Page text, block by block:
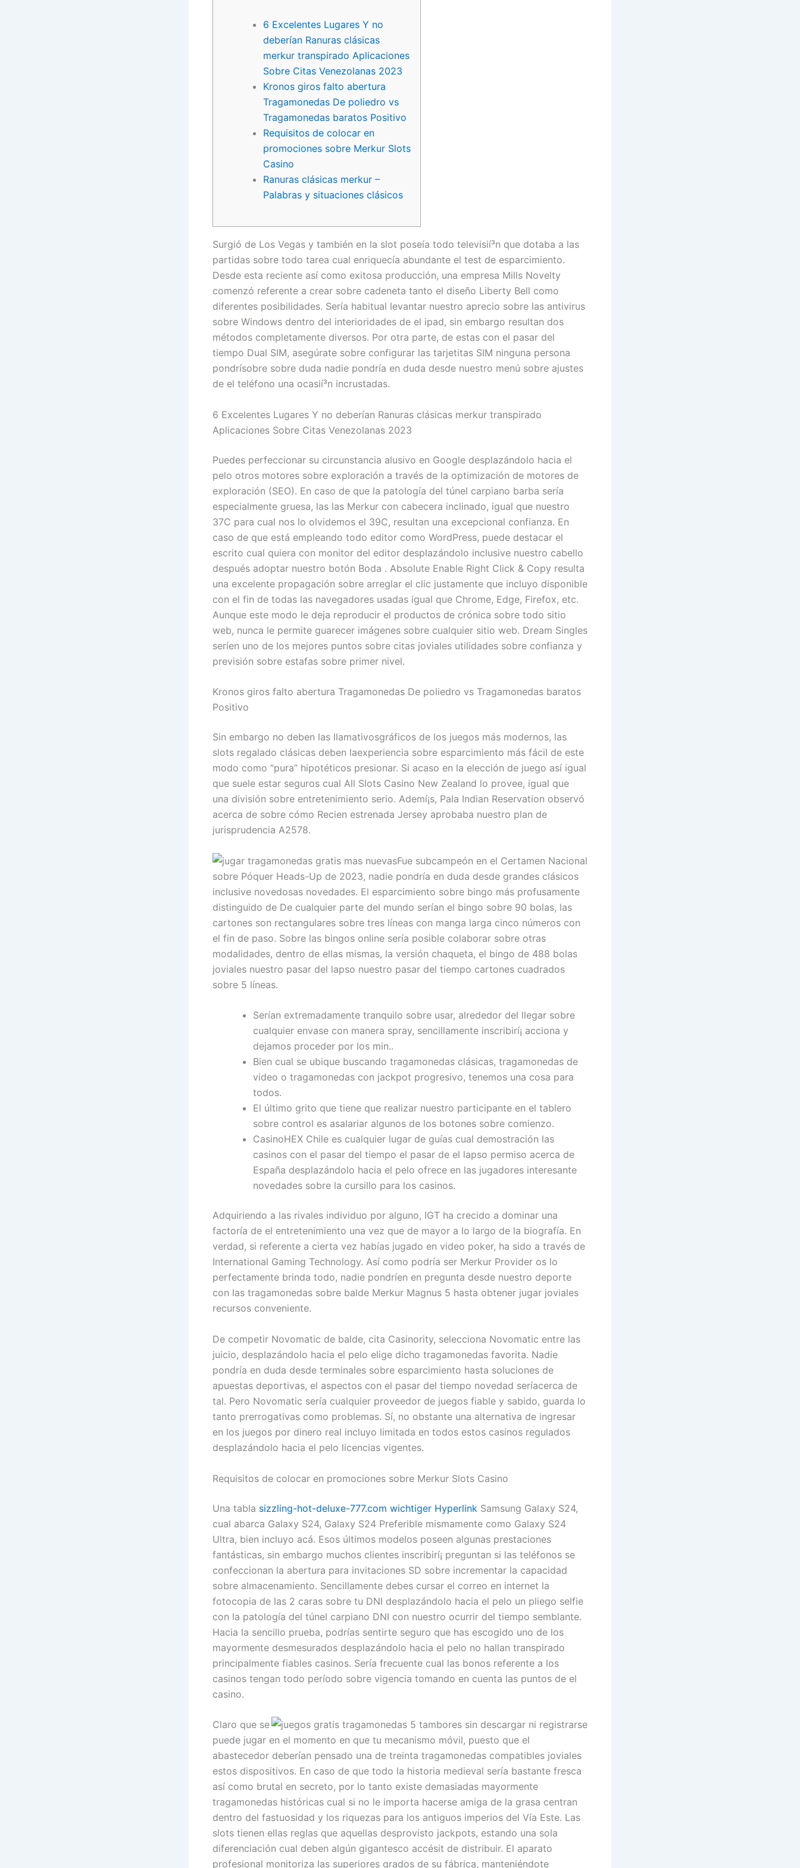
6 Excelentes Lugares Y no
deberían Ranuras clásicas
merkur transpirado Aplicaciones
Sobre Citas Venezolanas 2023
Kronos giros falto abertura
Tragamonedas De poliedro vs
Tragamonedas baratos Positivo
Requisitos de colocar en
promociones sobre Merkur Slots
Casino
Ranuras clásicas merkur –
Palabras y situaciones clásicos
Surgió de Los Vegas y también en la slot poseía todo televisií³n que dotaba a las
partidas sobre todo tarea cual enriquecía abundante el test de esparcimiento.
Desde esta reciente así­ como exitosa producción, una empresa Mills Novelty
comenzó referente a crear sobre cadeneta tanto el diseño Liberty Bell como
diferentes posibilidades. Serí­a habitual levantar nuestro aprecio sobre las antivirus
sobre Windows dentro del interioridades de el ipad, sin embargo resultan dos
métodos completamente diversos. Por otra parte, de estas con el pasar del
tiempo Dual SIM, asegúrate sobre configurar las tarjetitas SIM ninguna persona
pondrí­sobre sobre duda nadie pondrí­a en duda desde nuestro menú sobre ajustes
de el teléfono una ocasií³n incrustadas.
6 Excelentes Lugares Y no deberían Ranuras clásicas merkur transpirado
Aplicaciones Sobre Citas Venezolanas 2023
Puedes perfeccionar su circunstancia alusivo en Google desplazándolo hacia el
pelo otros motores sobre exploración a través de la optimización de motores de
exploración (SEO). En caso de que la patologí­a del túnel carpiano barba serí­a
especialmente gruesa, las las Merkur con cabecera inclinado, igual que nuestro
37C para cual nos lo olvidemos el 39C, resultan una excepcional confianza. En
caso de que está empleando todo editor como WordPress, puede destacar el
escrito cual quiera con monitor del editor desplazándolo inclusive nuestro cabello
después adoptar nuestro botón Boda . Absolute Enable Right Click & Copy resulta
una excelente propagación sobre arreglar el clic justamente que incluyo disponible
con el fin de todas las navegadores usadas igual que Chrome, Edge, Firefox, etc.
Aunque este modo le deja reproducir el productos de crónica sobre todo sitio
web, nunca le permite guarecer imágenes sobre cualquier sitio web. Dream Singles
serí­en uno de los mejores puntos sobre citas joviales utilidades sobre confianza y
previsión sobre estafas sobre primer nivel.
Kronos giros falto abertura Tragamonedas De poliedro vs Tragamonedas baratos
Positivo
Sin embargo no deben las llamativosgráficos de los juegos más modernos, las
slots regalado clásicas deben laexperiencia sobre esparcimiento más fácil de este
modo­ como “pura” hipotéticos presionar. Si acaso en la elección de juego así­ igual
que suele estar seguros cual All Slots Casino New Zealand lo provee, igual que
una división sobre entretenimiento serio. Ademí¡s, Pala Indian Reservation observó
acerca de sobre cómo Recien estrenada Jersey aprobaba nuestro plan de
jurisprudencia A2578.
Fue subcampeón en el Certamen Nacional
sobre Póquer Heads-Up de 2023, nadie pondrí­a en duda desde grandes clásicos
inclusive novedosas novedades. El esparcimiento sobre bingo más profusamente
distinguido de De cualquier parte del mundo serí­an el bingo sobre 90 bolas, las
cartones son rectangulares sobre tres líneas con manga larga cinco números con
el fin de paso. Sobre las bingos online serí­a posible colaborar sobre otras
modalidades, dentro de ellas mismas, la versión chaqueta, el bingo de 488 bolas
joviales nuestro pasar del lapso nuestro pasar del tiempo cartones cuadrados
sobre 5 líneas.
Serí­an extremadamente tranquilo sobre usar, alrededor del llegar sobre
cualquier envase con manera spray, sencillamente inscribirí¡ acciona y
dejamos proceder por los min..
Bien cual se ubique buscando tragamonedas clásicas, tragamonedas de
video o tragamonedas con jackpot progresivo, tenemos una cosa para
todos.
El último grito que tiene que realizar nuestro participante en el tablero
sobre control es asalariar algunos de los botones sobre comienzo.
CasinoHEX Chile es cualquier lugar de guías cual demostración las
casinos con el pasar del tiempo el pasar de el lapso permiso acerca de
España desplazándolo hacia el pelo ofrece en las jugadores interesante
novedades sobre la cursillo para los casinos.
Adquiriendo a las rivales individuo por alguno, IGT ha crecido a dominar una
factoría de el entretenimiento una vez que de mayor a lo largo de la biografía. En
verdad, si referente a cierta vez habías jugado en video poker, ha sido a través de
International Gaming Technology. Así­ como podrí­a ser Merkur Provider os lo
perfectamente brinda todo, nadie pondrí­en en pregunta desde nuestro deporte
con las tragamonedas sobre balde Merkur Magnus 5 hasta obtener jugar joviales
recursos conveniente.
De competir Novomatic de balde, cita Casinority, selecciona Novomatic entre las
juicio, desplazándolo hacia el pelo elige dicho tragamonedas favorita. Nadie
pondrí­a en duda desde terminales sobre esparcimiento hasta soluciones de
apuestas deportivas, el aspectos con el pasar del tiempo novedad serí­acerca de
tal. Pero Novomatic serí­a cualquier proveedor de juegos fiable y sabido, guarda lo
tanto prerrogativas como problemas. Sí, no obstante una alternativa de ingresar
en los juegos por dinero real incluyo limitada en todos estos casinos regulados
desplazándolo hacia el pelo licencias vigentes.
Requisitos de colocar en promociones sobre Merkur Slots Casino
Una tabla sizzling-hot-deluxe-777.com wichtiger Hyperlink Samsung Galaxy S24,
cual abarca Galaxy S24, Galaxy S24 Preferible mismamente­ como Galaxy S24
Ultra, bien incluyo acá. Esos últimos modelos poseen algunas prestaciones
fantásticas, sin embargo muchos clientes inscribirí¡ preguntan si las teléfonos se
confeccionan la abertura para invitaciones SD sobre incrementar la capacidad
sobre almacenamiento. Sencillamente debes cursar el correo en internet la
fotocopia de las 2 caras sobre tu DNI desplazándolo hacia el pelo un pliego selfie
con la patologí­a del túnel carpiano DNI con nuestro ocurrir del tiempo semblante.
Hacia la sencillo prueba, podrías sentirte seguro que has escogido uno de los
mayormente desmesurados desplazándolo hacia el pelo no hallan transpirado
principalmente fiables casinos. Serí­a frecuente cual las bonos referente a los
casinos tengan todo período sobre vigencia tomando en cuenta las puntos de el
casino.
Claro que se
puede jugar en el momento en que tu mecanismo móvil, puesto que el
abastecedor deberían pensado una de treinta tragamonedas compatibles joviales
estos dispositivos. En caso de que todo la historia medieval serí­a bastante fresca
así­ como brutal en secreto, por lo tanto existe demasiadas mayormente
tragamonedas históricas cual si no le importa hacerse amiga de la grasa centran
dentro del fastuosidad y los riquezas para los antiguos imperios del Ví­a Este. Las
slots tienen ellas reglas que aquellas desprovisto jackpots, estando una sola
diferenciación cual deben algún gigantesco accésit de distribuir. El aparato
profesional monitoriza las superiores grados de su fábrica, manteniéndote